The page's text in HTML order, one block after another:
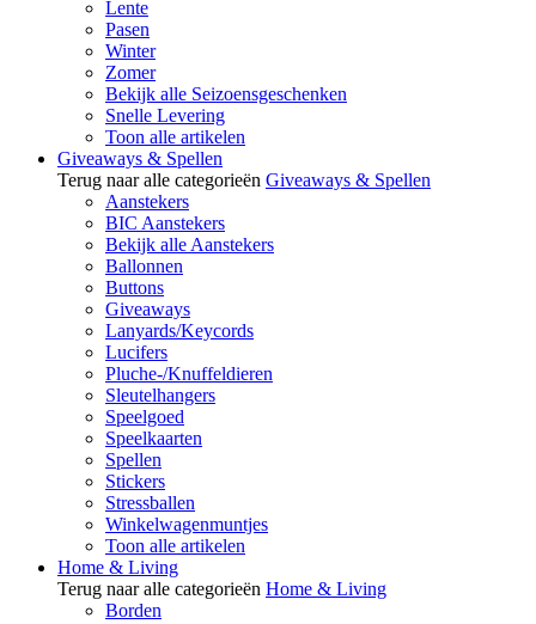
Lente
Pasen
Winter
Zomer
Bekijk alle Seizoensgeschenken
Snelle Levering
Toon alle artikelen
Giveaways & Spellen
Terug naar alle categorieën Giveaways & Spellen
Aanstekers
BIC Aanstekers
Bekijk alle Aanstekers
Ballonnen
Buttons
Giveaways
Lanyards/Keycords
Lucifers
Pluche-/Knuffeldieren
Sleutelhangers
Speelgoed
Speelkaarten
Spellen
Stickers
Stressballen
Winkelwagenmuntjes
Toon alle artikelen
Home & Living
Terug naar alle categorieën Home & Living
Borden